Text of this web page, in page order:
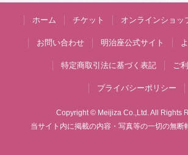
ホーム チケット オンラインショッ
お問い合わせ 明治座公式サイト
特定商取引法に基づく表記 ご
プライバシーポリシー
Copyright © Meijiza Co.,Ltd. All Rights
当サイト内に掲載の内容・写真等の一切の無断